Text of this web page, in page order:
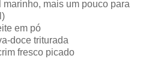
mais um pouco para
em pó
doce triturada
fresco picado